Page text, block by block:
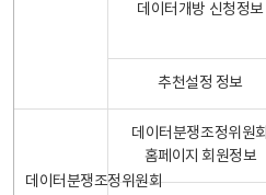
데이터개방 신청정보
추천설정 정보
데이터분쟁조정위원회
데이터분쟁조정위원회
홈페이지 회원정보